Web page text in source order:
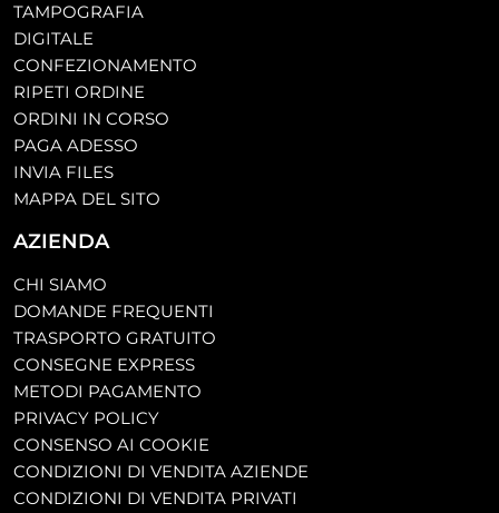
TAMPOGRAFIA
DIGITALE
CONFEZIONAMENTO
RIPETI ORDINE
ORDINI IN CORSO
PAGA ADESSO
INVIA FILES
MAPPA DEL SITO
AZIENDA
CHI SIAMO
DOMANDE FREQUENTI
TRASPORTO GRATUITO
CONSEGNE EXPRESS
METODI PAGAMENTO
PRIVACY POLICY
CONSENSO AI COOKIE
CONDIZIONI DI VENDITA AZIENDE
CONDIZIONI DI VENDITA PRIVATI